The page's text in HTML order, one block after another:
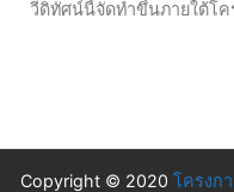
วีดิทัศน์นี้จัดทำขึ้นภายใต้โค
Copyright © 2020 โครงก